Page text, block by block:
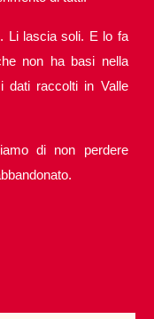
Li lascia soli. E lo fa
non ha basi nella
raccolti in Valle
di non perdere